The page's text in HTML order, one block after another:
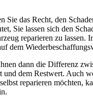
Sie das Recht, den
Sie lassen sich den
reparieren zu lassen.
dem
dann die Differenz
und dem Restwert. Auch
reparieren möchten,